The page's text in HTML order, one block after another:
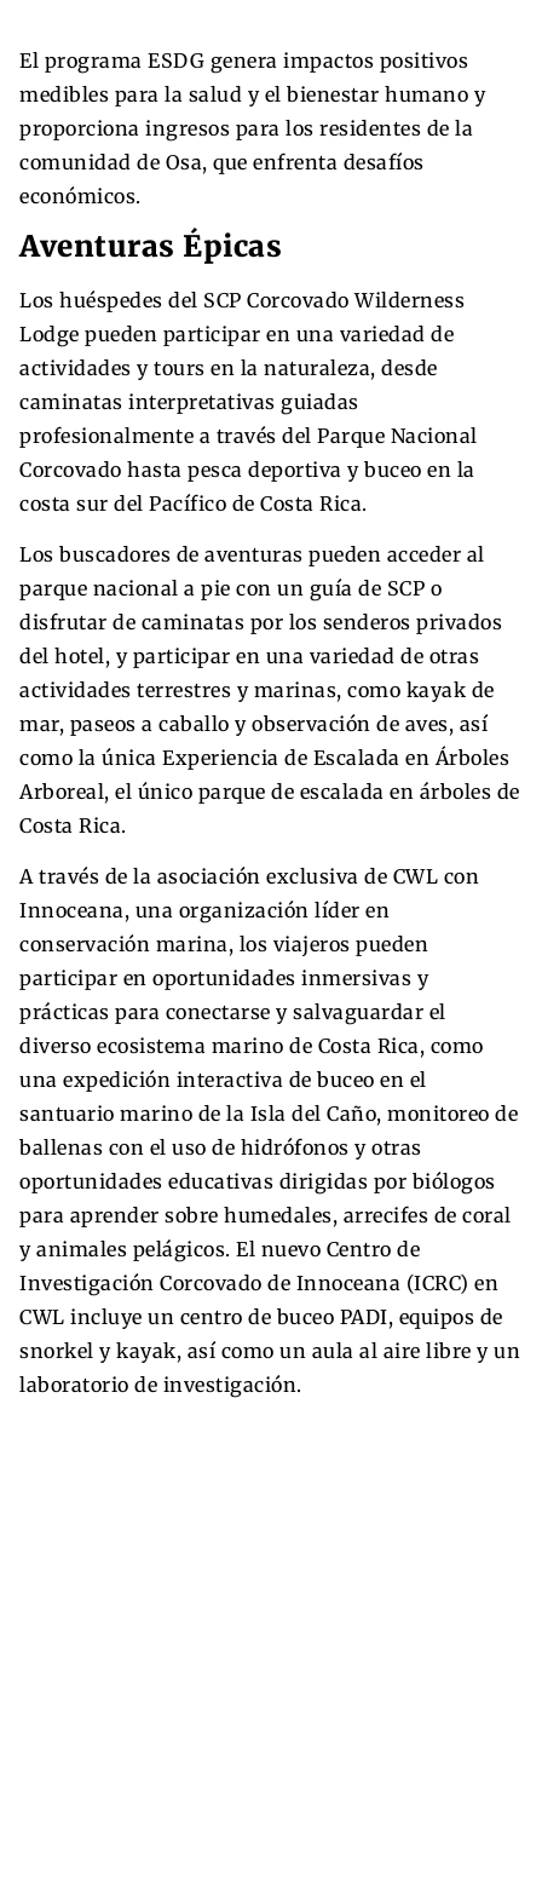
El programa ESDG genera impactos positivos
medibles para la salud y el bienestar humano y
proporciona ingresos para los residentes de la
comunidad de Osa, que enfrenta desafíos
económicos.
Aventuras Épicas
Los huéspedes del SCP Corcovado Wilderness
Lodge pueden participar en una variedad de
actividades y tours en la naturaleza, desde
caminatas interpretativas guiadas
profesionalmente a través del Parque Nacional
Corcovado hasta pesca deportiva y buceo en la
costa sur del Pacífico de Costa Rica.
Los buscadores de aventuras pueden acceder al
parque nacional a pie con un guía de SCP o
disfrutar de caminatas por los senderos privados
del hotel, y participar en una variedad de otras
actividades terrestres y marinas, como kayak de
mar, paseos a caballo y observación de aves, así
como la única Experiencia de Escalada en Árboles
Arboreal, el único parque de escalada en árboles de
Costa Rica.
A través de la asociación exclusiva de CWL con
Innoceana, una organización líder en
conservación marina, los viajeros pueden
participar en oportunidades inmersivas y
prácticas para conectarse y salvaguardar el
diverso ecosistema marino de Costa Rica, como
una expedición interactiva de buceo en el
santuario marino de la Isla del Caño, monitoreo de
ballenas con el uso de hidrófonos y otras
oportunidades educativas dirigidas por biólogos
para aprender sobre humedales, arrecifes de coral
y animales pelágicos. El nuevo Centro de
Investigación Corcovado de Innoceana (ICRC) en
CWL incluye un centro de buceo PADI, equipos de
snorkel y kayak, así como un aula al aire libre y un
laboratorio de investigación.